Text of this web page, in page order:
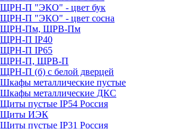
ЩРН-П "ЭКО" - цвет бук
ЩРН-П "ЭКО" - цвет сосна
ЩРН-Пм, ЩРВ-Пм
ЩРН-П IP40
ЩРН-П IP65
ЩРН-П, ЩРВ-П
ЩРН-П (б) с белой дверцей
Шкафы металлические пустые
Шкафы металлические ДКС
Щиты пустые IP54 Россия
Щиты ИЭК
Щиты пустые IP31 Россия